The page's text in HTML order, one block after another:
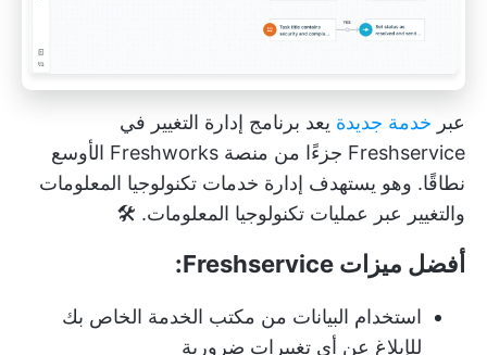
عبر خدمة جديدة يعد برنامج إدارة التغيير في
Freshservice جزءًا من منصة Freshworks الأوسع
نطاقًا. وهو يستهدف إدارة خدمات تكنولوجيا المعلومات
والتغيير عبر عمليات تكنولوجيا المعلومات. 🛠️
أفضل ميزات Freshservice:
استخدام البيانات من مكتب الخدمة الخاص بك
للإبلاغ عن أي تغييرات ضرورية